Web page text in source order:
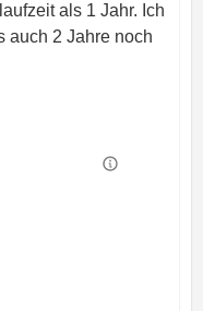
als 1 Jahr. Ich
auch 2 Jahre noch